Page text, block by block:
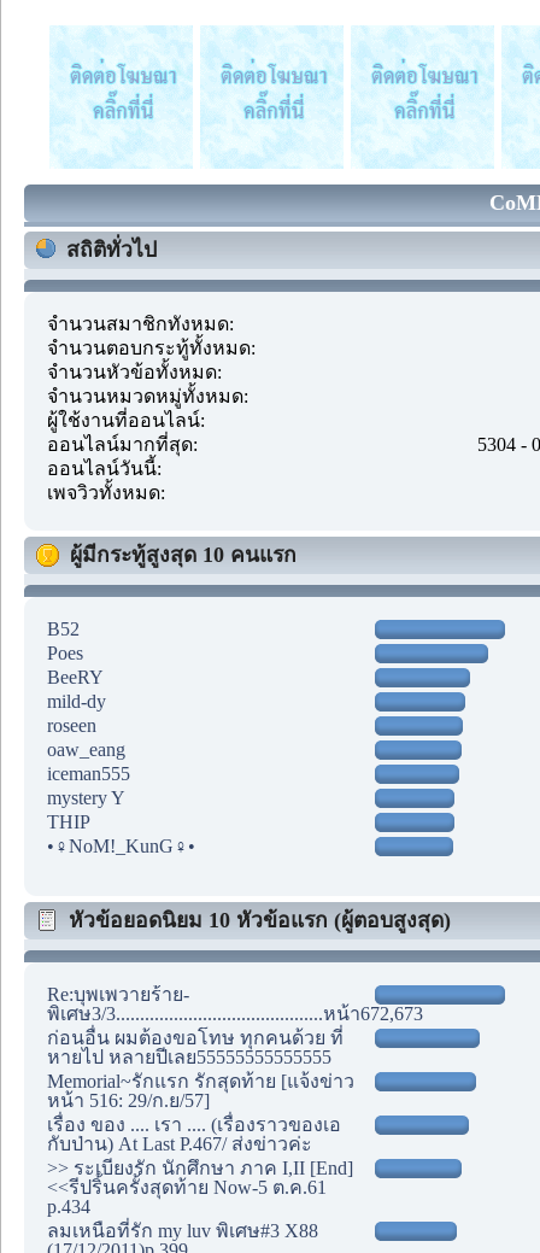
สถิติทั่วไป
จำนวนสมาชิกทั้งหมด:
จำนวนตอบกระทู้ทั้งหมด:
จำนวนหัวข้อทั้งหมด:
จำนวนหมวดหมู่ทั้งหมด:
ผู้ใช้งานที่ออนไลน์:
ออนไลน์มากที่สุด:
5304 -
ออนไลน์วันนี้:
เพจวิวทั้งหมด:
ผู้มีกระทู้สูงสุด 10 คนแรก
B52
Poes
BeeRY
mild-dy
roseen
oaw_eang
iceman555
mystery Y
THIP
•♀NoM!_KunG♀•
หัวข้อยอดนิยม 10 หัวข้อแรก (ผู้ตอบสูงสุด)
Re:บุพเพวายร้าย-
พิเศษ3/3...........................................หน้า672,673
ก่อนอื่น ผมต้องขอโทษ ทุกคนด้วย ที่
หายไป หลายปีเลย55555555555555
Memorial~รักแรก รักสุดท้าย [แจ้งข่าว
หน้า 516: 29/ก.ย/57]
เรื่อง ของ .... เรา .... (เรื่องราวของเอ
กับป่าน) At Last P.467/ ส่งข่าวค่ะ
>> ระเบียงรัก นักศึกษา ภาค I,II [End]
<<รีปริ้นครั้งสุดท้าย Now-5 ต.ค.61
p.434
ลมเหนือที่รัก my luv พิเศษ#3 X88